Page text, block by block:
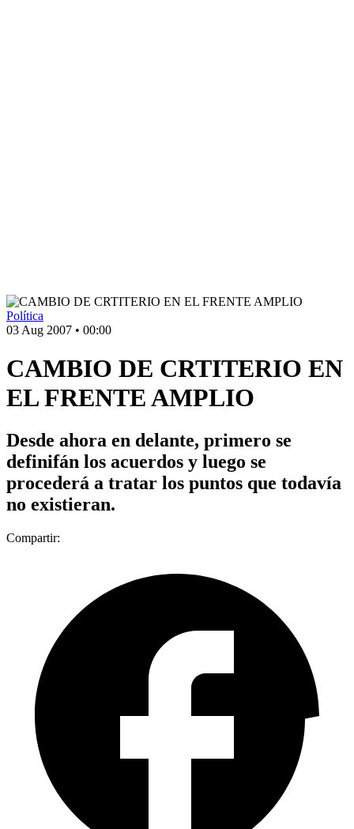
Política
03 Aug 2007 • 00:00
CAMBIO DE CRTITERIO EN
EL FRENTE AMPLIO
Desde ahora en delante, primero se
definifán los acuerdos y luego se
procederá a tratar los puntos que todavía
no existieran.
Compartir: